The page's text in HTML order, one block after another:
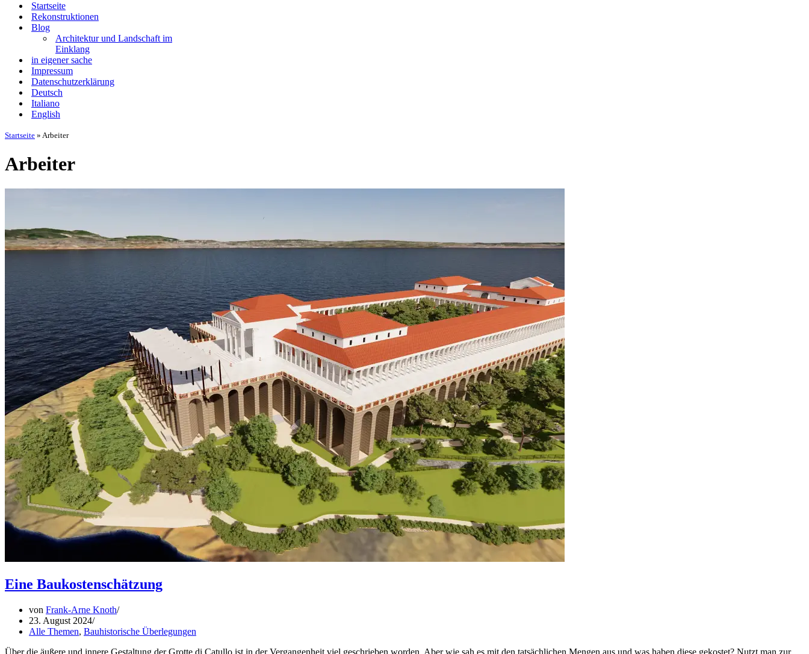
Startseite
Rekonstruktionen
Blog
Architektur und Landschaft im
Einklang
in eigener sache
Impressum
Datenschutzerklärung
Deutsch
Italiano
English
Startseite » Arbeiter
Arbeiter
Eine Baukostenschätzung
von Frank-Arne Knoth
23. August 2024
Alle Themen, Bauhistorische Überlegungen
Über die äußere und innere Gestaltung der Grotte di Catullo ist in der Vergangenheit viel geschrieben worden. Aber wie sah es mit den tatsächlichen Mengen aus und was haben diese gekostet? Nutzt man zur